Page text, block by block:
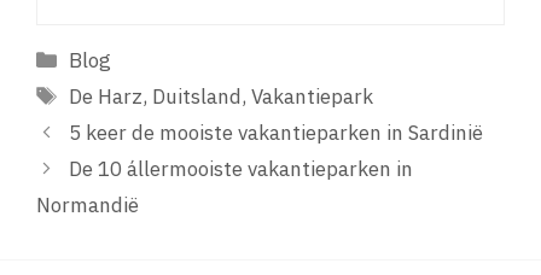
Categorieën
Blog
Tags
De Harz, Duitsland,Vakantiepark
5 keer de mooiste vakantieparken in Sardinië
De 10 állermooiste vakantieparken in
Normandië